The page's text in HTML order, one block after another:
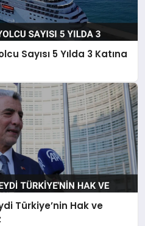
Sayısı 5 Yılda 3 Katına
Türkiye’nin Hak ve